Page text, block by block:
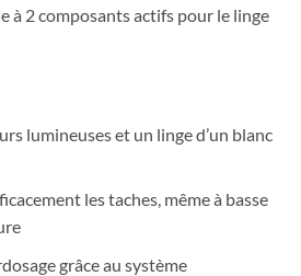
à 2 composants actifs pour le linge
lumineuses et un linge d’un blanc
les taches, même à basse
grâce au système